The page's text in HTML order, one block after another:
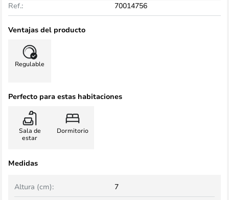
Ref.:
70014756
Ventajas del producto
Regulable
Perfecto para estas habitaciones
Sala de
estar
Dormitorio
Medidas
Altura (cm): 7